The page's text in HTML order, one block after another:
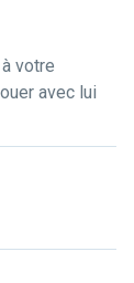
Sich um ein
nicht
nicht da
ohne
Händen ist -
votre
avec lui